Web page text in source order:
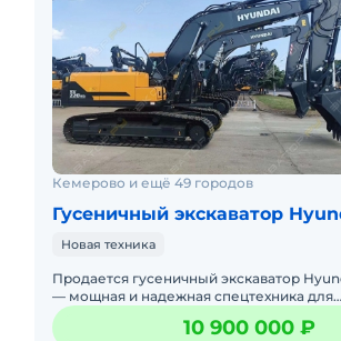
Кемерово и ещё 49 городов
Гусеничный экскаватор
Новая техника
Продается гусеничный экскаватор
— мощная и надежная спецтехника для
профессиональных строительных и
работ. Если вам нужен экскаватор
10 900 000 ₽